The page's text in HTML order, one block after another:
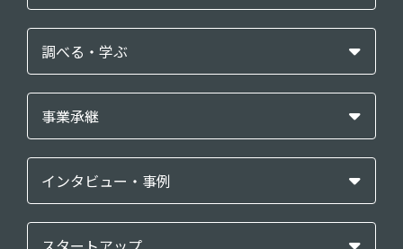
調べる・学ぶ
事業承継
インタビュー・事例